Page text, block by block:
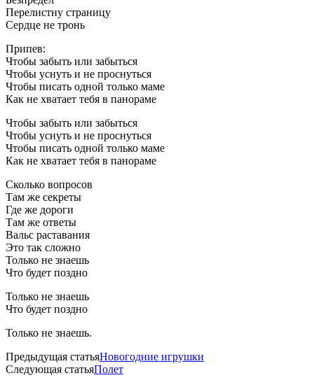
Перелистну страницу
Сердце не тронь
Припев:
Чтобы забыть или забыться
Чтобы уснуть и не проснуться
Чтобы писать одной только маме
Как не хватает тебя в панораме
Чтобы забыть или забыться
Чтобы уснуть и не проснуться
Чтобы писать одной только маме
Как не хватает тебя в панораме
Сколько вопросов
Там же секреты
Где же дороги
Там же ответы
Вальс раставания
Это так сложно
Только не знаешь
Что будет поздно
Только не знаешь
Что будет поздно
Только не знаешь.
Предыдущая статьяНовогодние игрушки
Следующая статьяПолет